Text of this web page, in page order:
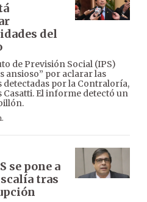
del
de Previsión Social (IPS)
ansioso” por aclarar las
por la Contraloría,
El informe detectó un
se pone a
tras